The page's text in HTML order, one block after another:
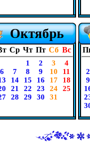
Октябрь
Ср Чт Пт Сб Вс
1 2 3
4
6 7 8 9 10
11
14 15 16 17
18
21 22 23 24
25
28 29 30 31
2
9